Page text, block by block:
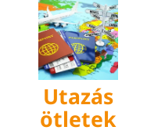
content
Utazás
ötletek